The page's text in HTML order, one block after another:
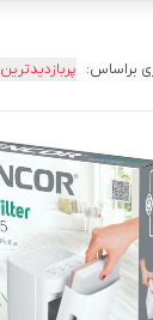
براساس: پربازدیدترین